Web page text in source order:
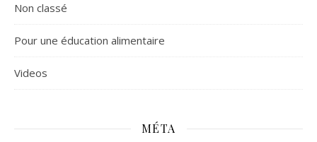
Non classé
Pour une éducation alimentaire
Videos
MÉTA